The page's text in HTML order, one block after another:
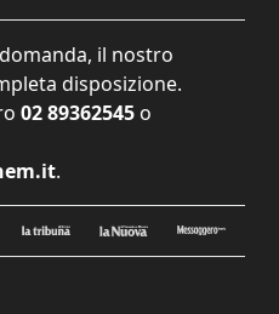
il nostro
disposizione.
02 89362545 o
.